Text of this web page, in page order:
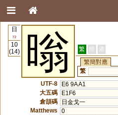
日
72
10
(14)
暡 繁 簡 港
繁簡對應
繁
UTF-8
E6 9A A1
大五碼
E1F6
倉頡碼
日金戈一
Matthews
0